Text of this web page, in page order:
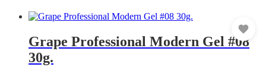
Grape Professional Modern Gel #08
30g.